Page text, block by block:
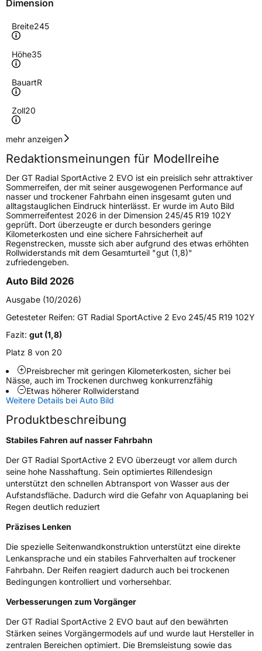
Dimension
Breite245
Höhe35
BauartR
Zoll20
Geschwindigkeitsindex
Höchstgeschwindigkeit
300 km/h
Lastindex95
Höchstlast690 kg
Generelle Merkmale
FahrzeugtypPKW
VerwendungSommerreifen
ModellnameSportActive 2 EVO
Fahrzeugart PKW & SUV
Weitere Eigenschaften
SchlauchtypTL
ZustandNeureifen
VerstärktXL
EU Label
EffizienzD
NasshaftungA
Rollgeräusch (dB)70
FahrzeugklasseC1
EisgripNein
mehr anzeigen
Redaktionsmeinungen für Modellreihe
Der GT Radial SportActive 2 EVO ist ein preislich sehr attraktiver
Sommerreifen, der mit seiner ausgewogenen Performance auf
nasser und trockener Fahrbahn einen insgesamt guten und
alltagstauglichen Eindruck hinterlässt. Er wurde im Auto Bild
Sommerreifentest 2026 in der Dimension 245/45 R19 102Y
geprüft. Dort überzeugte er durch besonders geringe
Kilometerkosten und eine sichere Fahrsicherheit auf
Regenstrecken, musste sich aber aufgrund des etwas erhöhten
Rollwiderstands mit dem Gesamturteil "gut (1,8)"
zufriedengeben.
Auto Bild 2026
Ausgabe (10/2026)
Getesteter Reifen: GT Radial SportActive 2 Evo 245/45 R19 102Y
Fazit: gut (1,8)
Platz 8 von 20
Preisbrecher mit geringen Kilometerkosten, sicher bei
Nässe, auch im Trockenen durchweg konkurrenzfähig
Etwas höherer Rollwiderstand
Weitere Details bei Auto Bild
Produktbeschreibung
Stabiles Fahren auf nasser Fahrbahn
Der GT Radial SportActive 2 EVO überzeugt vor allem durch
seine hohe Nasshaftung. Sein optimiertes Rillendesign
unterstützt den schnellen Abtransport von Wasser aus der
Aufstandsfläche. Dadurch wird die Gefahr von Aquaplaning bei
Regen deutlich reduziert
Präzises Lenken
Die spezielle Seitenwandkonstruktion unterstützt eine direkte
Lenkansprache und ein stabiles Fahrverhalten auf trockener
Fahrbahn. Der Reifen reagiert dadurch auch bei trockenen
Bedingungen kontrolliert und vorhersehbar.
Verbesserungen zum Vorgänger
Der GT Radial SportActive 2 EVO baut auf den bewährten
Stärken seines Vorgängermodels auf und wurde laut Hersteller in
zentralen Bereichen optimiert. Die Bremsleistung sowie das